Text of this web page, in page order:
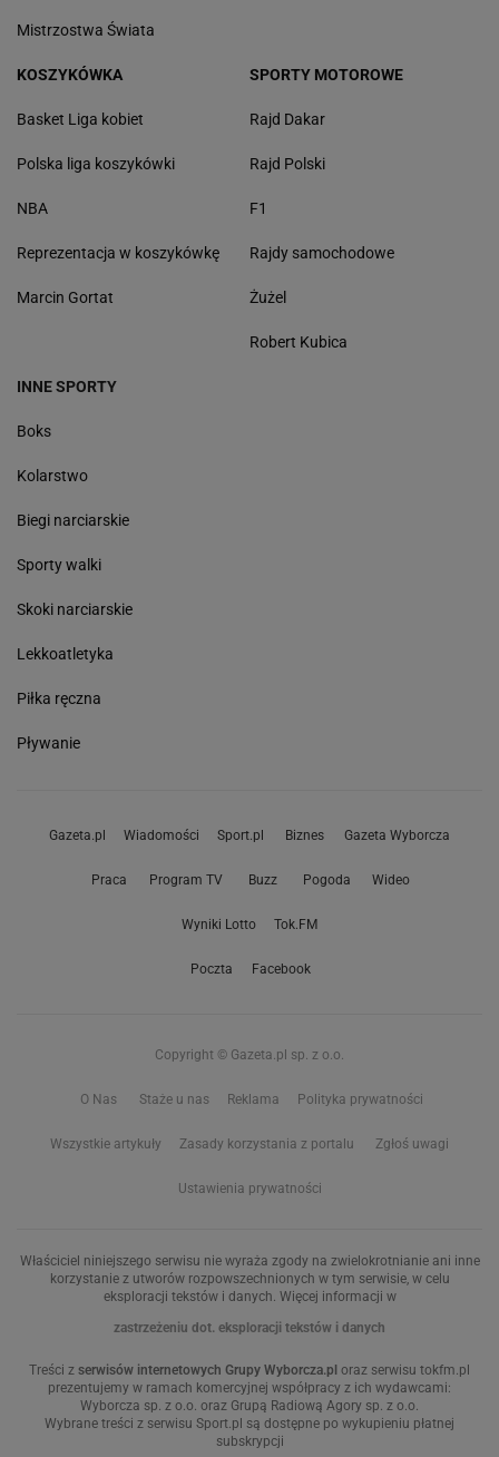
Mistrzostwa Świata
KOSZYKÓWKA
Basket Liga kobiet
Polska liga koszykówki
NBA
Reprezentacja w koszykówkę
Marcin Gortat
SPORTY MOTOROWE
Rajd Dakar
Rajd Polski
F1
Rajdy samochodowe
Żużel
Robert Kubica
INNE SPORTY
Boks
Kolarstwo
Biegi narciarskie
Sporty walki
Skoki narciarskie
Lekkoatletyka
Piłka ręczna
Pływanie
Gazeta.pl Wiadomości Sport.pl Biznes Gazeta Wyborcza
Praca Program TV Buzz Pogoda Wideo
Wyniki Lotto Tok.FM
Poczta Facebook
Copyright © Gazeta.pl sp. z o.o.
O Nas Staże u nas Reklama Polityka prywatności
Wszystkie artykuły Zasady korzystania z portalu Zgłoś uwagi
Ustawienia prywatności
Właściciel niniejszego serwisu nie wyraża zgody na zwielokrotnianie ani inne
korzystanie z utworów rozpowszechnionych w tym serwisie, w celu
eksploracji tekstów i danych. Więcej informacji w
zastrzeżeniu dot. eksploracji tekstów i danych
Treści z serwisów internetowych Grupy Wyborcza.pl oraz serwisu tokfm.pl
prezentujemy w ramach komercyjnej współpracy z ich wydawcami:
Wyborcza sp. z o.o. oraz Grupą Radiową Agory sp. z o.o.
Wybrane treści z serwisu Sport.pl są dostępne po wykupieniu płatnej
subskrypcji